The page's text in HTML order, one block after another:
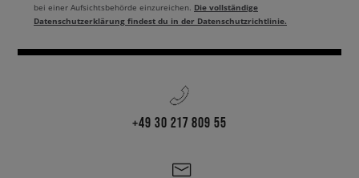
bei einer Aufsichtsbehörde einzureichen. Die vollständige
Datenschutzerklärung findest du in der Datenschutzrichtlinie.
+49 30 217 809 55